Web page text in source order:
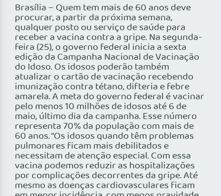
Brasília – Quem tem mais de 60 anos deve
procurar, a partir da próxima semana,
qualquer posto ou serviço de saúde para
receber a vacina contra a gripe. Na segunda-
feira (25), o governo federal inicia a sexta
edição da Campanha Nacional de Vacinação
do Idoso. Os idosos poderão também
atualizar o cartão de vacinação recebendo
imunização contra tétano, difteria e febre
amarela. A meta do governo federal é vacinar
pelo menos 10 milhões de idosos até 6 de
maio, último dia da campanha. Esse número
representa 70% da população com mais de
60 anos. “Os idosos quando têm problemas
pulmonares ficam mais debilitados e
necessitam de atenção especial. Com essa
vacina podemos reduzir as hospitalizações
por complicações decorrentes da gripe. Até
mesmo as doenças cardiovasculares ficam